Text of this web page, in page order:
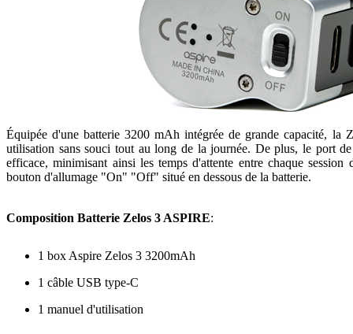
Équipée d'une batterie 3200 mAh intégrée de grande capacité, la
utilisation sans souci tout au long de la journée. De plus, le port
efficace, minimisant ainsi les temps d'attente entre chaque
bouton d'allumage "On" "Off" situé en dessous de la batterie.
Composition Batterie Zelos 3 ASPIRE:
1 box Aspire Zelos 3 3200mAh
1 câble USB type-C
1 manuel d'utilisation